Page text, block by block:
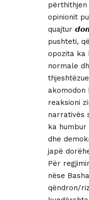
përthithjen
opinionit
quajtur
pushteti,
opozita ka
normale
akomodon
reaksioni
narrativës
ka
dhe
japë
Për
nëse
qëndron/